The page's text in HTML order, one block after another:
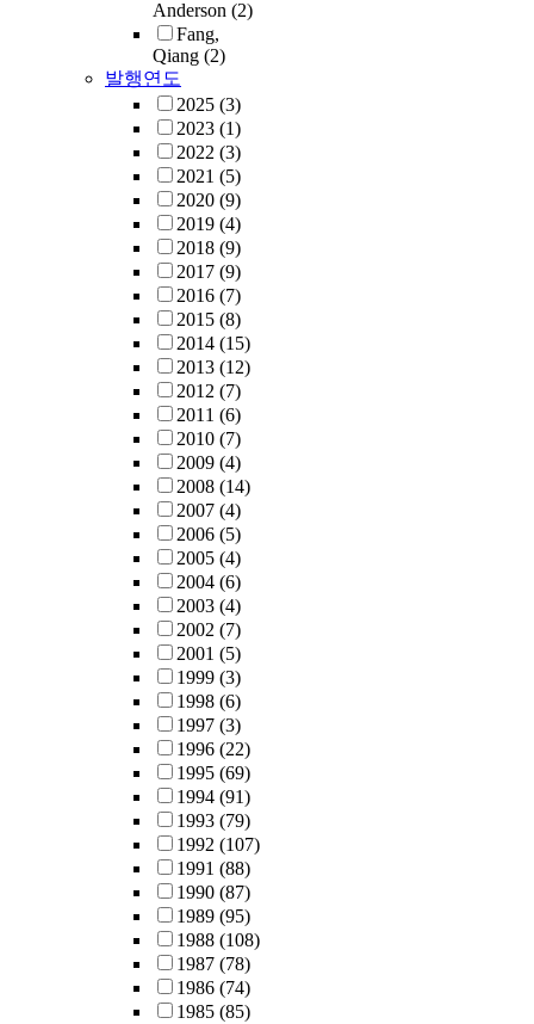
Anderson (2)
Fang,
Qiang (2)
발행연도
2025 (3)
2023 (1)
2022 (3)
2021 (5)
2020 (9)
2019 (4)
2018 (9)
2017 (9)
2016 (7)
2015 (8)
2014 (15)
2013 (12)
2012 (7)
2011 (6)
2010 (7)
2009 (4)
2008 (14)
2007 (4)
2006 (5)
2005 (4)
2004 (6)
2003 (4)
2002 (7)
2001 (5)
1999 (3)
1998 (6)
1997 (3)
1996 (22)
1995 (69)
1994 (91)
1993 (79)
1992 (107)
1991 (88)
1990 (87)
1989 (95)
1988 (108)
1987 (78)
1986 (74)
1985 (85)